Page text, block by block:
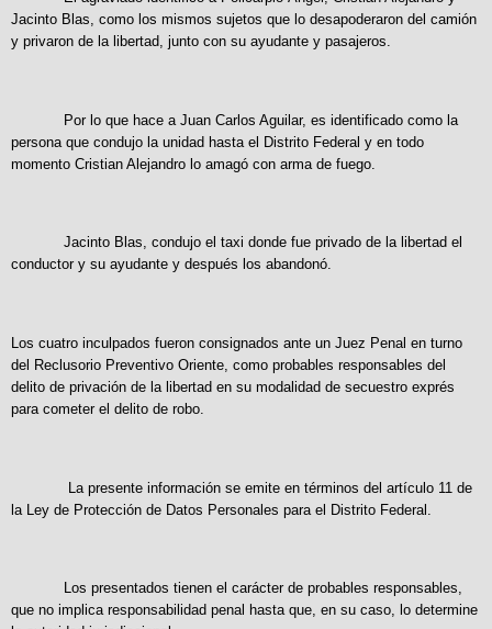
Jacinto Blas, como los mismos sujetos que lo desapoderaron del camión
y privaron de la libertad, junto con su ayudante y pasajeros.
Por lo que hace a Juan Carlos Aguilar, es identificado como la
persona que condujo la unidad hasta el Distrito Federal y en todo
momento Cristian Alejandro lo amagó con arma de fuego.
Jacinto Blas, condujo el taxi donde fue privado de la libertad el
conductor y su ayudante y después los abandonó.
Los cuatro inculpados fueron consignados ante un Juez Penal en turno
del Reclusorio Preventivo Oriente, como probables responsables del
delito de privación de la libertad en su modalidad de secuestro exprés
para cometer el delito de robo.
La presente información se emite en términos del artículo 11 de
la Ley de Protección de Datos Personales para el Distrito Federal.
Los presentados tienen el carácter de probables responsables,
que no implica responsabilidad penal hasta que, en su caso, lo determine